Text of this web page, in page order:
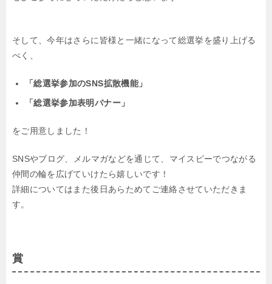
そして、今年はさらに皆様と一緒になって総選挙を盛り上げる
べく、
「総選挙参加のSNS拡散機能」
「総選挙参加表明バナー」
をご用意しました！
SNSやブログ、メルマガなどを通じて、マイスピーでつながる
仲間の輪を広げていけたら嬉しいです！
詳細についてはまた後日あらためてご連絡させていただきま
す。
賞